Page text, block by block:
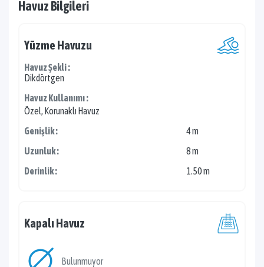
Havuz Bilgileri
Yüzme Havuzu
Havuz Şekli :
Dikdörtgen
Havuz Kullanımı :
Özel, Korunaklı Havuz
Genişlik :
4 m
Uzunluk :
8 m
Derinlik :
1.50 m
Kapalı Havuz
Bulunmuyor